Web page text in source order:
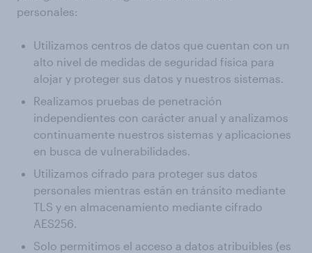
personales:
Utilizamos centros de datos que cuentan con un
alto nivel de medidas de seguridad física para
alojar y proteger sus datos y nuestros sistemas.
Realizamos pruebas de penetración
independientes con carácter anual y analizamos
continuamente nuestros sistemas y aplicaciones
en busca de vulnerabilidades.
Utilizamos cifrado para proteger sus datos
personales mientras están en tránsito mediante
TLS y en almacenamiento mediante cifrado
AES256.
Solo permitimos el acceso a datos atribuibles (es